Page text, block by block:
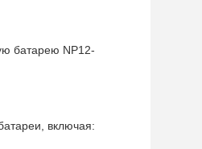
батарею NP12-
включая: